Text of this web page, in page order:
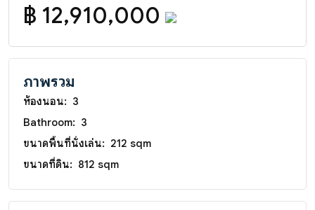
฿ 12,910,000
ภาพรวม
ห้องนอน: 3
Bathroom: 3
ขนาดพื้นที่นั่งเล่น: 212 sqm
ขนาดที่ดิน: 812 sqm